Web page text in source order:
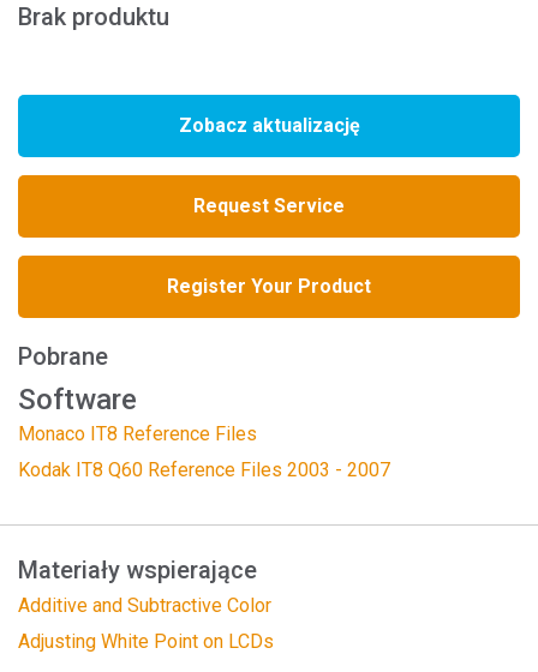
Brak produktu
Zobacz aktualizację
Request Service
Register Your Product
Pobrane
Software
Monaco IT8 Reference Files
Kodak IT8 Q60 Reference Files 2003 - 2007
Materiały wspierające
Additive and Subtractive Color
Adjusting White Point on LCDs